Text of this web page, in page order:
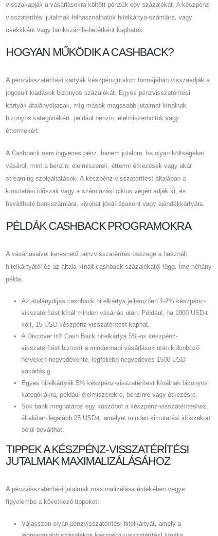
visszakapják a vásárlásokra költött pénzük egy százalékát. A készpénz-
visszatérítési jutalmak felhasználhatók hitelkártya-számlára, vagy
csekkként vagy bankszámla-betétként kaphatók.
HOGYAN MŰKÖDIK A CASHBACK?
A pénzvisszatérítési kártyák készpénzjutalom formájában visszaadják a
jogosult kiadások bizonyos százalékát. Egyes pénzvisszatérítési
kártyák átalánydíjasak, míg mások magasabb jutalmat kínálnak
bizonyos kategóriákért, például benzin, élelmiszerboltok vagy
éttermekért.
A Cashback nem ingyenes pénz, hanem jutalom, ha olyan költségeket
vásárol, mint a benzin, élelmiszerek, éttermi étkezések vagy akár
streaming szolgáltatások. A készpénz-visszatérítést általában a
kimutatási időszak vagy a számlázási ciklus végén adják ki, és
beváltható bankszámlára, kivonat jóváírásaként vagy ajándékkártyára.
PÉLDÁK CASHBACK PROGRAMOKRA
A vásárlásaival kereshető pénzvisszatérítés összege a használt
hitelkártyától és az általa kínált cashback százalékától függ. Íme néhány
példa:
Az átalánydíjas cashback hitelkártya jellemzően 1-2% készpénz-
visszatérítést kínál minden vásárlás után. Például, ha 1000 USD-t
költ, 15 USD készpénz-visszatérítést kaphat.
A Discover it® Cash Back hitelkártya 5%-os készpénz-
visszatérítést biztosít a mindennapi vásárlások után különböző
helyeken negyedévente, legfeljebb negyedéves 1500 USD
vásárlásig.
Egyes hitelkártyák 5% készpénz-visszatérítést kínálnak bizonyos
kategóriákra, például élelmiszerekre, benzinre vagy étkezésre.
Sok bank meghatároz egy küszöböt a készpénz-visszatérítéshez,
általában legalább 25 USD-t, amelyet minden kimutatási időszakon
belül beválthat.
TIPPEK A KÉSZPÉNZ-VISSZATÉRÍTÉSI
JUTALMAK MAXIMALIZÁLÁSÁHOZ
A pénzvisszatérítési jutalmak maximalizálása érdekében vegye
figyelembe a következő tippeket:
Válasszon olyan pénzvisszatérítési hitelkártyát, amely a